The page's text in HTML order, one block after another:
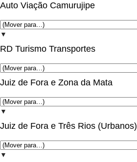
Auto Viação Camurujipe
▼
RD Turismo Transportes
Juiz de Fora e Zona da Mata
▼
Juiz de Fora e Três Rios (Urbanos)
▼